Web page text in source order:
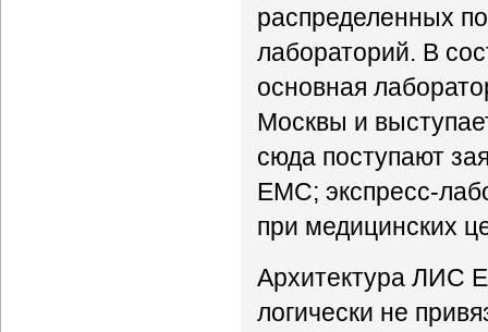
распределенных
лабораторий. В
основная
Москвы и
сюда поступают
ЕМС; экспресс-
при медицинских
Архитектура ЛИС
логически не